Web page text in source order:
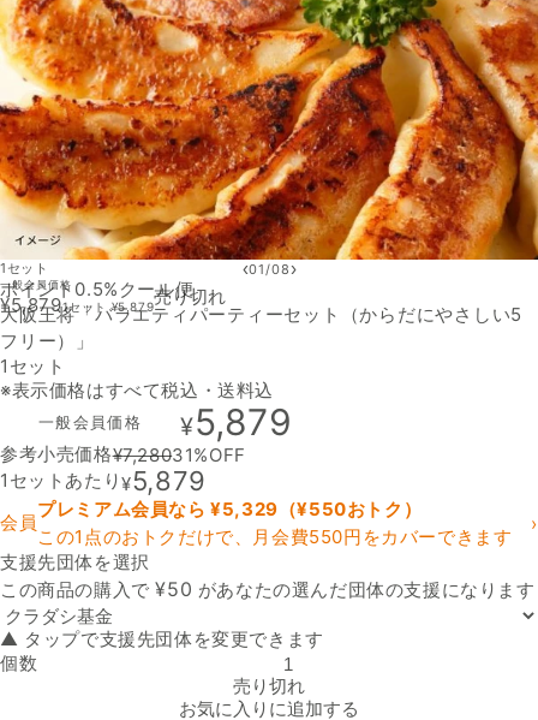
1セット ‹01 /08›
ポイント0.5% クール便
大阪王将「バラエティパーティーセット（からだにやさしい5
フリー）」
1セット
※表示価格はすべて税込・送料込
一般会員価格 ¥5,879
参考小売価格¥7,28031%OFF
1セットあたり¥5,879
会員
プレミアム会員なら ¥5,329 （¥550おトク）
この1点のおトクだけで、月会費550円をカバーできます
›
支援先団体を選択
この商品の購入で¥50 があなたの選んだ団体の支援になります
支援先団体
▲ タップで支援先団体を変更できます
個数大阪王将「バラエティパーティーセット（からだにやさしい5フリー）
売り切れ
お気に入りに追加する
一般会員価格
¥5,8791セット ¥5,879
売り切れ